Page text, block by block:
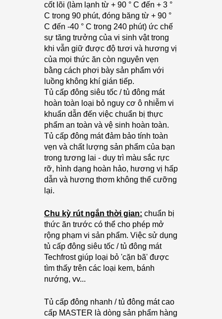
cốt lõi (làm lạnh từ + 90 ° C đến + 3 °
C trong 90 phút, đóng băng từ + 90 °
C đến -40 ° C trong 240 phút) ức chế
sự tăng trưởng của vi sinh vật trong
khi vẫn giữ được độ tươi và hương vị
của mọi thức ăn còn nguyên vẹn
bằng cách phơi bày sản phẩm với
luồng không khí gián tiếp.
Tủ cấp đông siêu tốc / tủ đông mát
hoàn toàn loại bỏ nguy cơ ô nhiễm vi
khuẩn dẫn đến việc chuẩn bị thực
phẩm an toàn và vệ sinh hoàn toàn.
Tủ cấp đông mát đảm bảo tính toàn
vẹn và chất lượng sản phẩm của bạn
trong tương lai - duy trì màu sắc rực
rỡ, hình dạng hoàn hảo, hương vị hấp
dẫn và hương thơm không thể cưỡng
lại.
Chu kỳ rút ngắn thời gian: chuẩn bị
thức ăn trước có thể cho phép mở
rộng phạm vi sản phẩm. Việc sử dụng
tủ cấp đông siêu tốc / tủ đông mát
Techfrost giúp loại bỏ 'cặn bã' được
tìm thấy trên các loại kem, bánh
nướng, vv...
Tủ cấp đông nhanh / tủ đông mát cao
cấp MASTER là dòng sản phẩm hàng